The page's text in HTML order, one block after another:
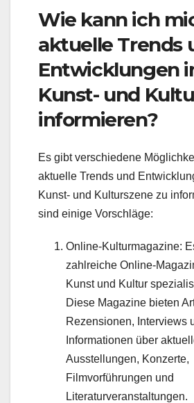
Wie kann ich
aktuelle Trends
Entwicklungen
Kunst- und
informieren?
Es gibt verschiedene
aktuelle Trends und
Kunst- und Kulturszene zu
sind einige Vorschläge:
Online-Kulturmagazine:
zahlreiche Online-
Kunst und Kultur
Diese Magazine bieten
Rezensionen, Interviews
Informationen über
Ausstellungen, Konzerte,
Filmvorführungen und
Literaturveranstaltungen.